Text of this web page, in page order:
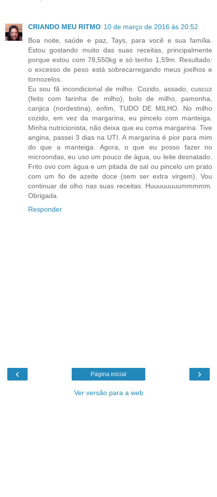
CRIANDO MEU RITMO 10 de março de 2016 às 20:52
Boa noite, saúde e paz, Tays, para você e sua família.
Estou gostando muito das suas receitas, principalmente
porque estou com 78,550kg e só tenho 1,59m. Resultado:
o excesso de peso está sobrecarregando meus joelhos e
tornozelos.
Eu sou fã incondicional de milho. Cozido, assado, cuscuz
(feito com farinha de milho), bolo de milho, pamonha,
canjica (nordestina), enfim, TUDO DE MILHO. No milho
cozido, em vez da margarina, eu pincelo com manteiga.
Minha nutricionista, não deixa que eu coma margarina. Tive
angina, passei 3 dias na UTI. A margarina é pior para mim
do que a manteiga. Agora, o que eu posso fazer no
microondas, eu uso um pouco de água, ou leite desnatado.
Frito ovo com água e um pitada de sal ou pincelo um prato
com um fio de azeite doce (sem ser extra virgem). Vou
continuar de olho nas suas receitas. Huuuuuuuummmmm.
Obrigada.
Responder
‹ ›
Página inicial
Ver versão para a web